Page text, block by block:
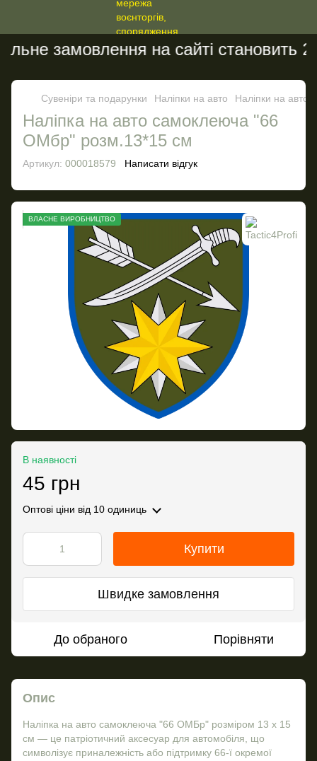
замовлення на сайті становить
Сувеніри та подарунки Наліпки на авто Наліпки на авто
Налiпка на авто самоклеюча "66
ОМбр" розм.13*15 см
Артикул: 000018579 Написати відгук
ВЛАСНЕ ВИРОБНИЦТВО
В наявності
45 грн
Оптові ціни від 10 одиниць
Купити
Швидке замовлення
До обраного Порівняти
Опис
Наліпка на авто самоклеюча "66 ОМБр" розміром 13 х 15
см — це патріотичний аксесуар для автомобіля, що
символізує приналежність або підтримку 66-ї окремої